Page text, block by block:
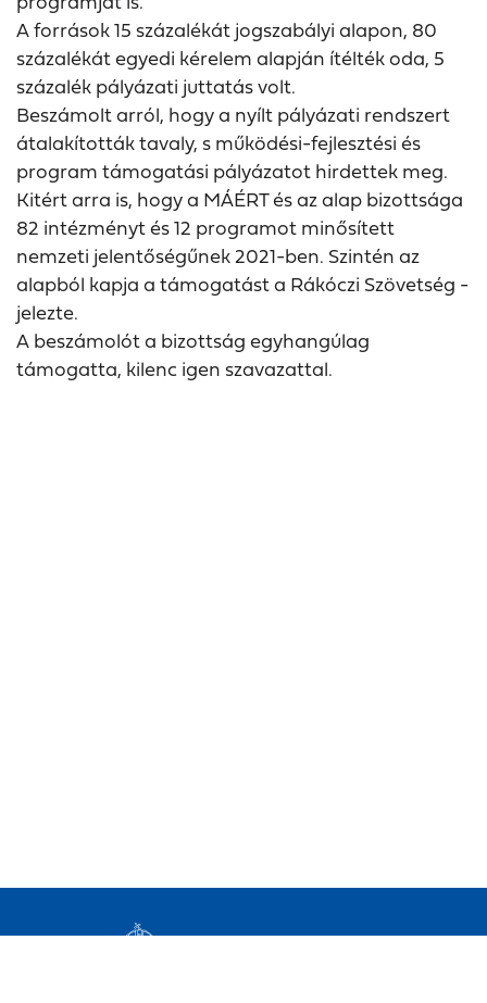
A források 15 százalékát jogszabályi alapon, 80
százalékát egyedi kérelem alapján ítélték oda, 5
százalék pályázati juttatás volt.
Beszámolt arról, hogy a nyílt pályázati rendszert
átalakították tavaly, s működési-fejlesztési és
program támogatási pályázatot hirdettek meg.
Kitért arra is, hogy a MÁÉRT és az alap bizottsága
82 intézményt és 12 programot minősített
nemzeti jelentőségűnek 2021-ben. Szintén az
alapból kapja a támogatást a Rákóczi Szövetség -
jelezte.
A beszámolót a bizottság egyhangúlag
támogatta, kilenc igen szavazattal.